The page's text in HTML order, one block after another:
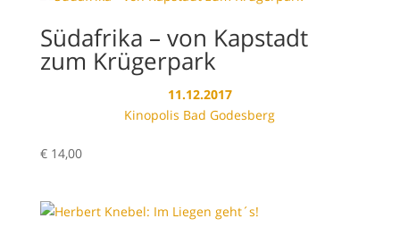
Südafrika – von Kapstadt
zum Krügerpark
11.12.2017
Kinopolis Bad Godesberg
€14,00